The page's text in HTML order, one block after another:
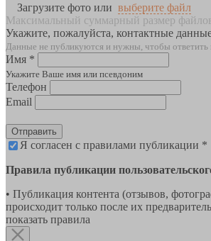
Загрузите фото или выберите файл
Максимальный суммарный размер
Укажите, пожалуйста, контактные
Данные не публикуются и нужны, чтобы ответить
Имя *
Укажите Ваше имя или псевдоним
Телефон
Email
Отправить
Я согласен с правилами публикации *
Правила публикации
• Публикация контента (отзывов,
происходит только после их
показать правила